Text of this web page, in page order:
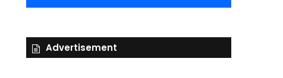
Advertisement